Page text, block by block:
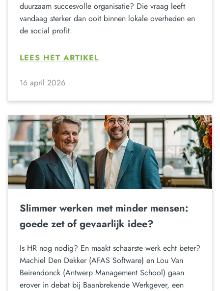
duurzaam succesvolle organisatie? Die vraag leeft
vandaag sterker dan ooit binnen lokale overheden en
de social profit.
LEES HET ARTIKEL
16 april 2026
Slimmer werken met minder mensen:
goede zet of gevaarlijk idee?
Is HR nog nodig? En maakt schaarste werk echt beter?
Machiel Den Dekker (AFAS Software) en Lou Van
Beirendonck (Antwerp Management School) gaan
erover in debat bij Baanbrekende Werkgever, een